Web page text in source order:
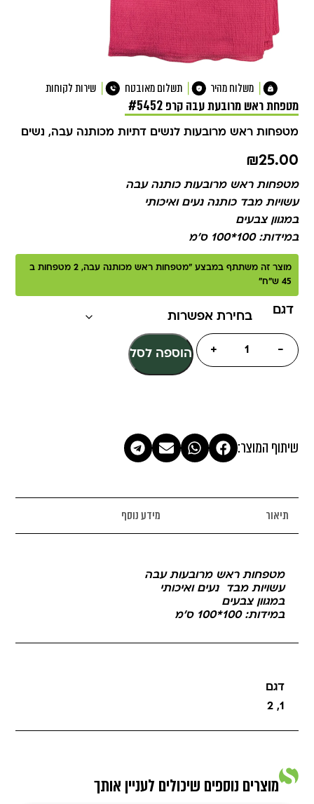
משלוח מהיר תשלום מאובטח שירות לקוחות
מטפחת ראש מרובעת עבה קרפ #5452
מטפחות ראש מרובעות לנשים דתיות מכותנה עבה, נשים
₪25.00
מטפחות ראש מרובעות כותנה עבה
עשויות מבד כותנה נעים ואיכותי
במגוון צבעים
במידות: 100*100 ס’מ
מוצר זה משתתף במבצע "מטפחות ראש מכותנה עבה, 2 מטפחות ב
45 ש"ח"
דגם
-
+ הוספה לסל
שיתוף המוצר:
תיאור מידע נוסף
מטפחות ראש מרובעות עבה
עשויות מבד נעים ואיכותי
במגוון צבעים
במידות: 100*100 ס’מ
דגם
1
,
2
מוצרים נוספים שיכולים לעניין אותך